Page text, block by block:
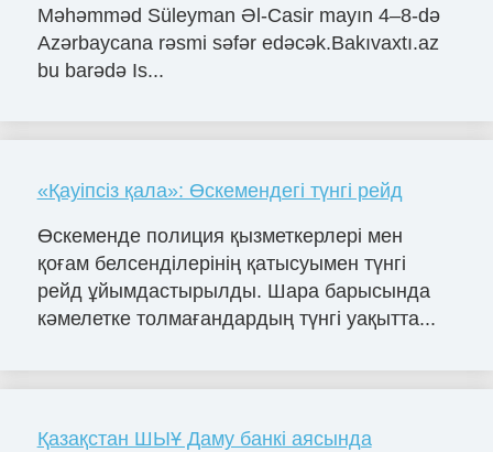
Məhəmməd Süleyman Əl-Casir mayın 4–8-də
Azərbaycana rəsmi səfər edəcək.Bakıvaxtı.az
bu barədə Is...
«Қауіпсіз қала»: Өскемендегі түнгі рейд
Өскеменде полиция қызметкерлері мен
қоғам белсенділерінің қатысуымен түнгі
рейд ұйымдастырылды. Шара барысында
кәмелетке толмағандардың түнгі уақытта...
Қазақстан ШЫҰ Даму банкі аясында